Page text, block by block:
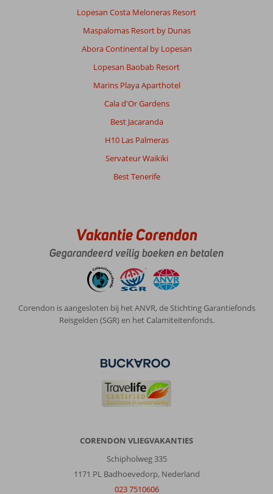
Lopesan Costa Meloneras Resort
Maspalomas Resort by Dunas
Abora Continental by Lopesan
Lopesan Baobab Resort
Marins Playa Aparthotel
Cala d'Or Gardens
Best Jacaranda
H10 Las Palmeras
Servateur Waikiki
Best Tenerife
Vakantie Corendon
Gegarandeerd veilig boeken en betalen
Corendon is aangesloten bij het ANVR, de Stichting Garantiefonds
Reisgelden (SGR) en het Calamiteitenfonds.
CORENDON VLIEGVAKANTIES
Schipholweg 335
1171 PL Badhoevedorp, Nederland
023 7510606